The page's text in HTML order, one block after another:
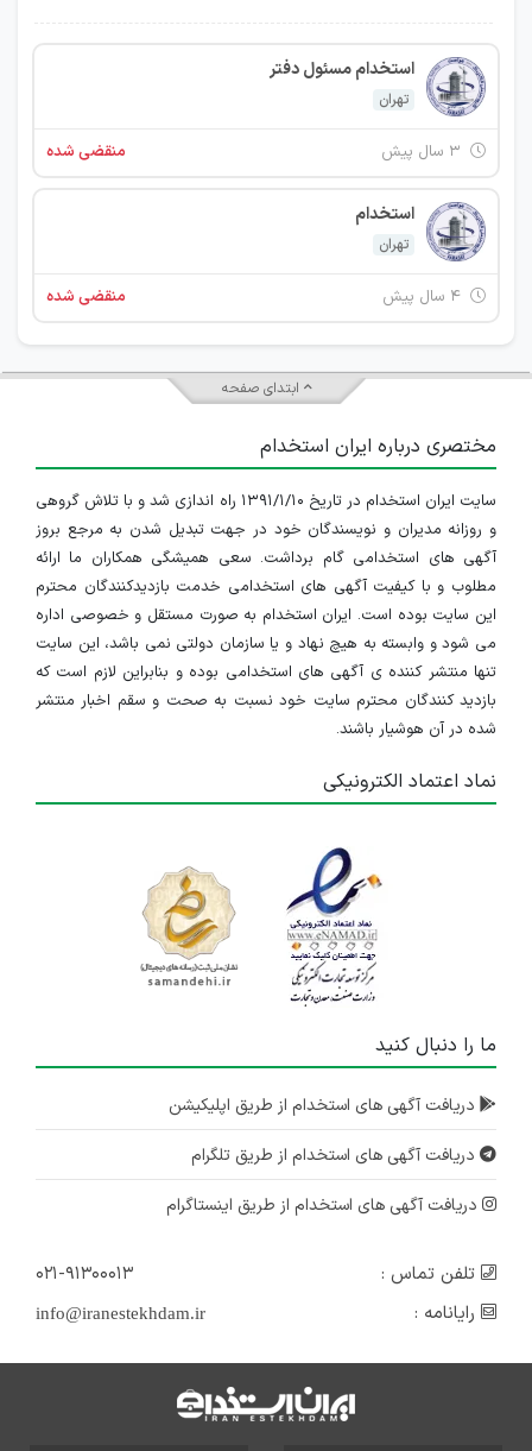
استخدام مسئول دفتر
تهران
منقضی شده
استخدام
تهران
منقضی شده
ابتدای صفحه
مختصری درباره ایران استخدام
سایت ایران استخدام در تاریخ ۱۳۹۱/۱/۱۰ راه اندازی شد و با تلاش گروهی
و روزانه مدیران و نویسندگان خود در جهت تبدیل شدن به مرجع بروز
آگهی های استخدامی گام برداشت. سعی همیشگی همکاران ما ارائه
مطلوب و با کیفیت آگهی های استخدامی خدمت بازدیدکنندگان محترم
این سایت بوده است. ایران استخدام به صورت مستقل و خصوصی اداره
می شود و وابسته به هیچ نهاد و یا سازمان دولتی نمی باشد، این سایت
تنها منتشر کننده ی آگهی های استخدامی بوده و بنابراین لازم است که
بازدید کنندگان محترم سایت خود نسبت به صحت و سقم اخبار منتشر
شده در آن هوشیار باشند.
نماد اعتماد الکترونیکی
ما را دنبال کنید
دریافت آگهی های استخدام از طریق اپلیکیشن
دریافت آگهی های استخدام از طریق تلگرام
دریافت آگهی های استخدام از طریق اینستاگرام
تلفن تماس :
۰۲۱-۹۱۳۰۰۰۱۳
رایانامه :
info@iranestekhdam.ir